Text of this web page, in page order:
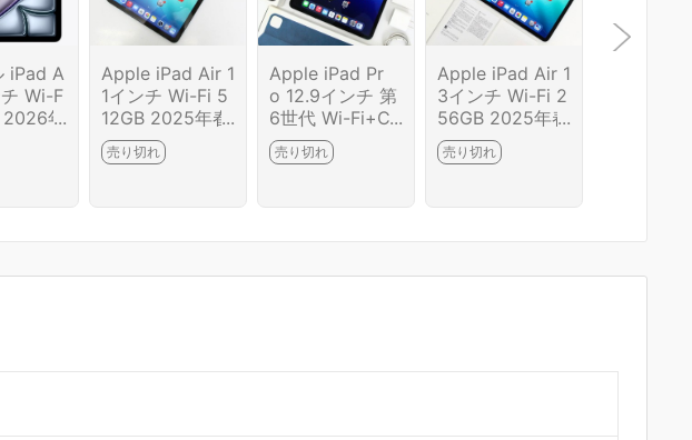
iPad A
Wi-F
2026年
MH30
ースグ
ジ容
Apple iPad Air 1
1インチ Wi-Fi 5
12GB 2025年春
モデル MCA94
J/A [ブルー] HA
売り切れ
Apple iPad Pr
o 12.9インチ 第
6世代 Wi-Fi+Ce
llular 256GB 20
22年秋モデル M
リー [スペース
売り切れ
Apple iPad Air 1
3インチ Wi-Fi 2
56GB 2025年春
モデル MCNP4
J/A [ブルー] HA
売り切れ